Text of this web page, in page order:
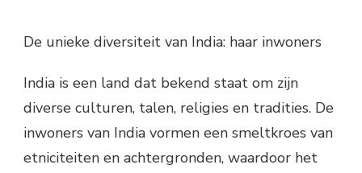
De unieke diversiteit van India: haar inwoners
India is een land dat bekend staat om zijn
diverse culturen, talen, religies en tradities. De
inwoners van India vormen een smeltkroes van
etniciteiten en achtergronden, waardoor het